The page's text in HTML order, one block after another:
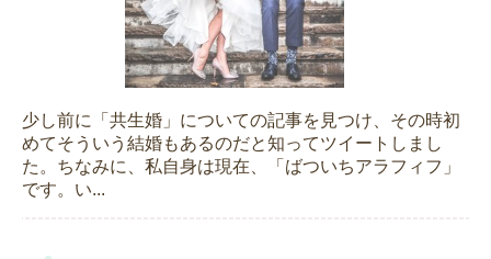
少し前に「共生婚」についての記事を見つけ、その時初
めてそういう結婚もあるのだと知ってツイートしまし
た。ちなみに、私自身は現在、「ばついちアラフィフ」
です。い...